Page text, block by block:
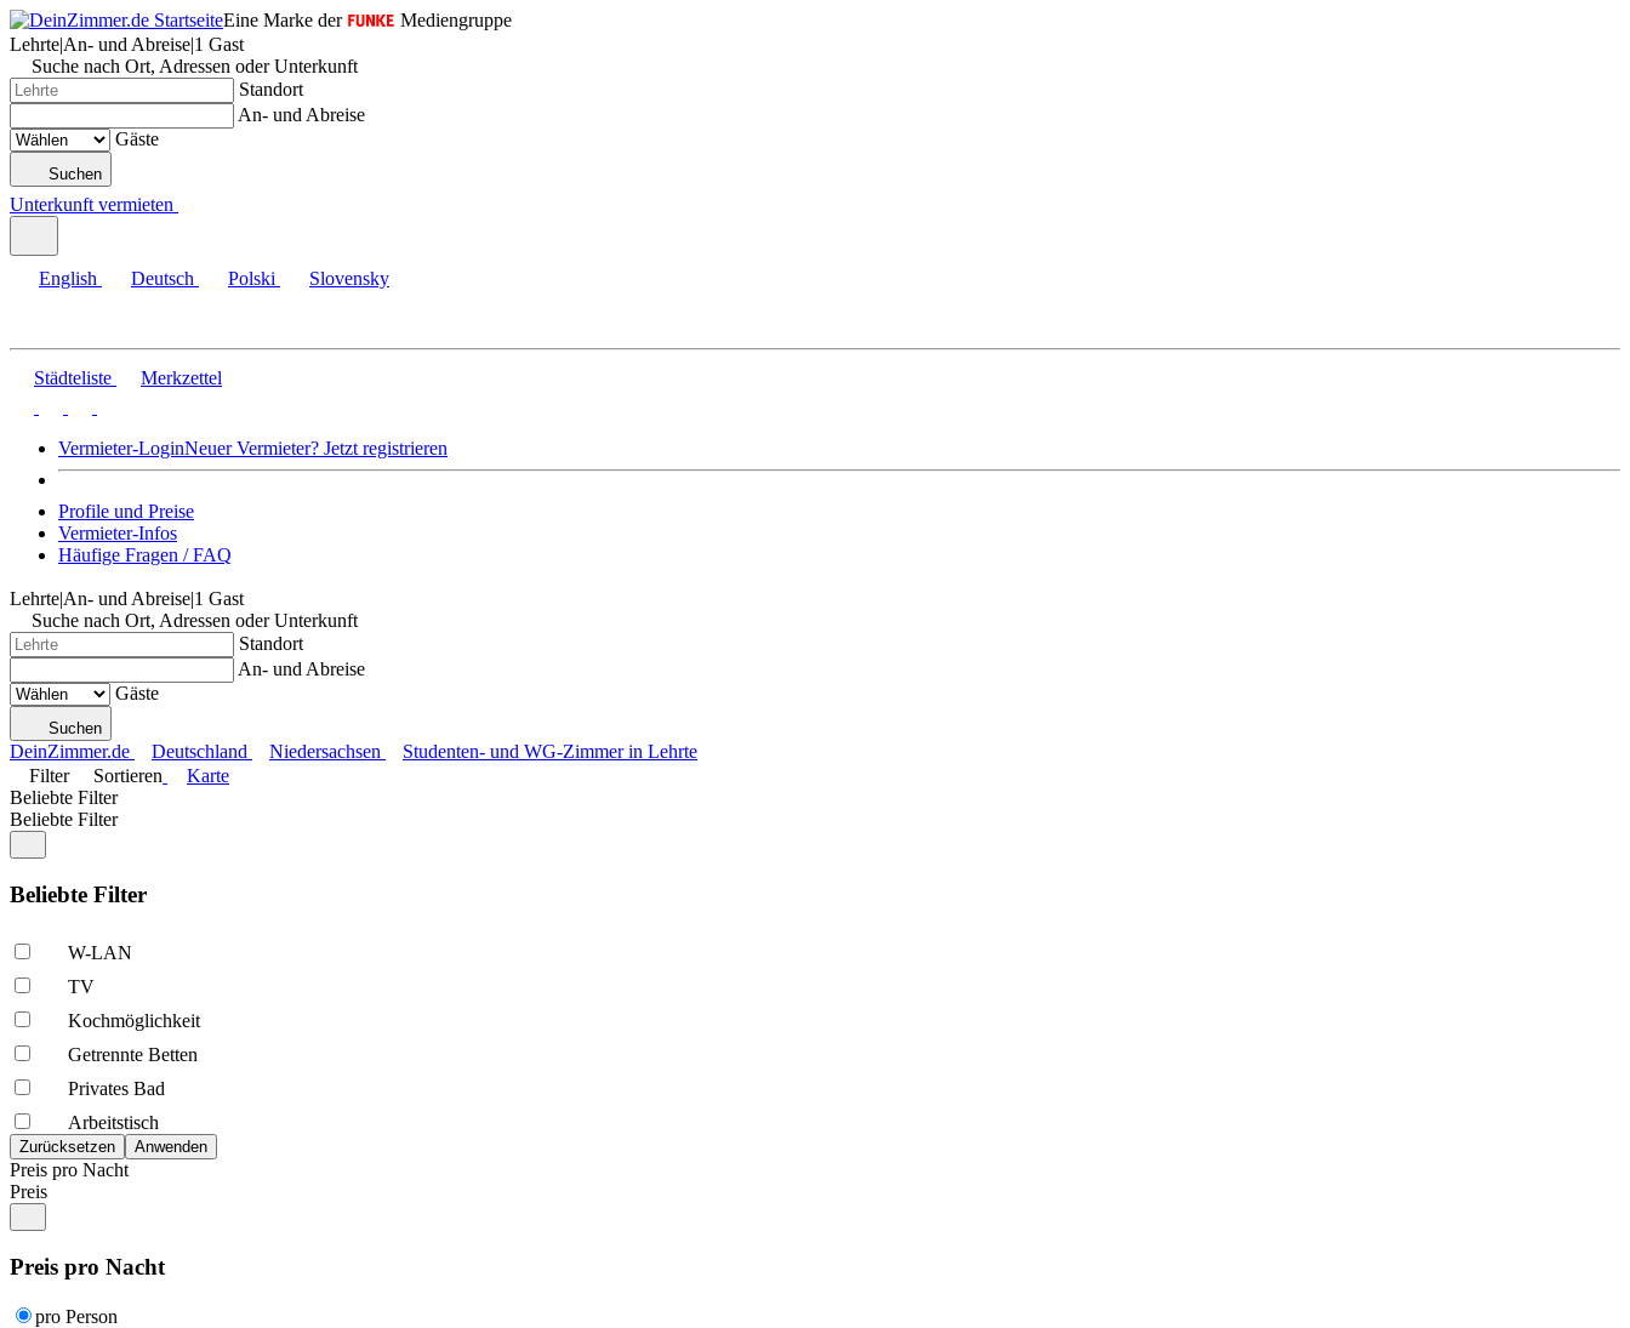
Eine Marke der
Mediengruppe
Lehrte|An- und Abreise|1 Gast
Suche nach Ort, Adressen oder Unterkunft
Standort
An- und Abreise
Gäste
Suchen
Unterkunft vermieten
English Deutsch Polski Slovensky
Städteliste Merkzettel
Vermieter-LoginNeuer Vermieter? Jetzt registrieren
Profile und Preise
Vermieter-Infos
Häufige Fragen / FAQ
Lehrte|An- und Abreise|1 Gast
Suche nach Ort, Adressen oder Unterkunft
Standort
An- und Abreise
Gäste
Suchen
DeinZimmer.de Deutschland Niedersachsen
Studenten- und WG-Zimmer in Lehrte
Filter
Sortieren
Karte
Beliebte Filter
Beliebte Filter
Beliebte Filter
W-LAN
TV
Kochmöglich­keit
Getrennte Betten
Privates Bad
Arbeitstisch
Preis pro Nacht
Preis
Preis pro Nacht
pro Person